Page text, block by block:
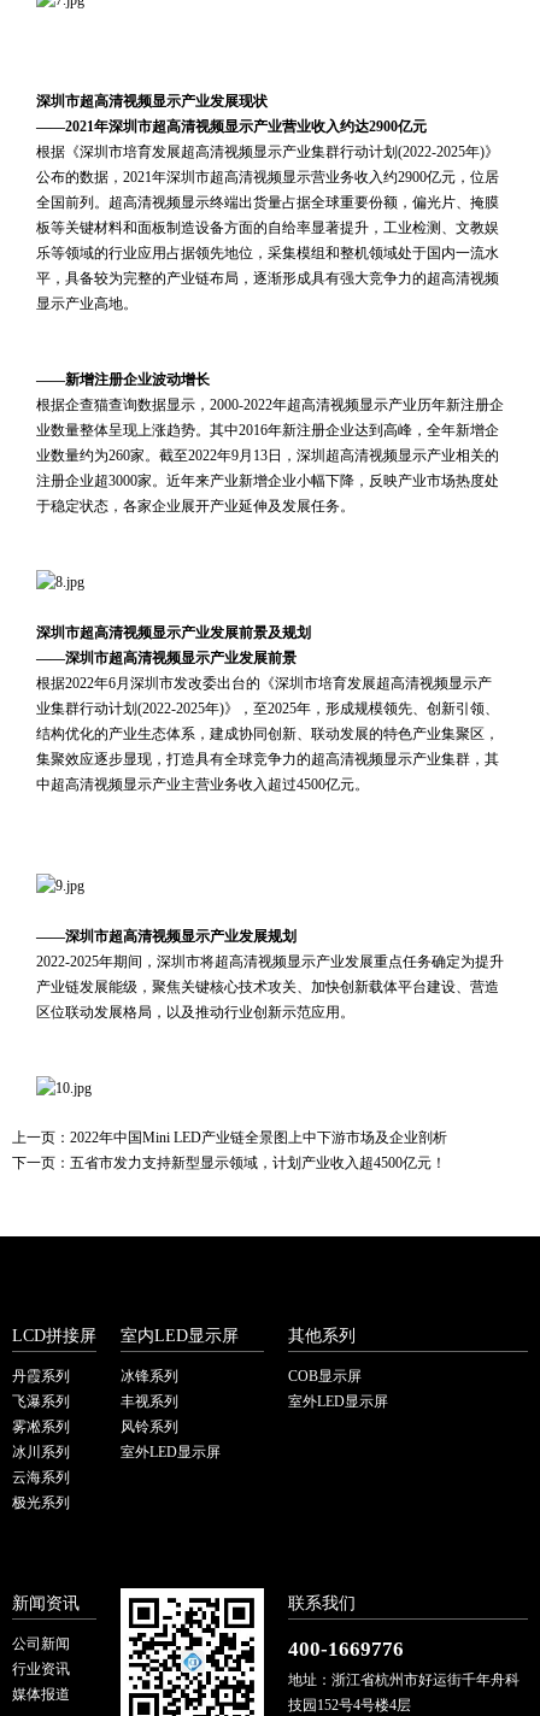
深圳市超高清视频显示产业发展现状
——2021年深圳市超高清视频显示产业营业收入约达2900亿元
根据《深圳市培育发展超高清视频显示产业集群行动计划(2022-2025年)》
公布的数据，2021年深圳市超高清视频显示营业务收入约2900亿元，位居
全国前列。超高清视频显示终端出货量占据全球重要份额，偏光片、掩膜
板等关键材料和面板制造设备方面的自给率显著提升，工业检测、文教娱
乐等领域的行业应用占据领先地位，采集模组和整机领域处于国内一流水
平，具备较为完整的产业链布局，逐渐形成具有强大竞争力的超高清视频
显示产业高地。
——新增注册企业波动增长
根据企查猫查询数据显示，2000-2022年超高清视频显示产业历年新注册企
业数量整体呈现上涨趋势。其中2016年新注册企业达到高峰，全年新增企
业数量约为260家。截至2022年9月13日，深圳超高清视频显示产业相关的
注册企业超3000家。近年来产业新增企业小幅下降，反映产业市场热度处
于稳定状态，各家企业展开产业延伸及发展任务。
深圳市超高清视频显示产业发展前景及规划
——深圳市超高清视频显示产业发展前景
根据2022年6月深圳市发改委出台的《深圳市培育发展超高清视频显示产
业集群行动计划(2022-2025年)》，至2025年，形成规模领先、创新引领、
结构优化的产业生态体系，建成协同创新、联动发展的特色产业集聚区，
集聚效应逐步显现，打造具有全球竞争力的超高清视频显示产业集群，其
中超高清视频显示产业主营业务收入超过4500亿元。
——深圳市超高清视频显示产业发展规划
2022-2025年期间，深圳市将超高清视频显示产业发展重点任务确定为提升
产业链发展能级，聚焦关键核心技术攻关、加快创新载体平台建设、营造
区位联动发展格局，以及推动行业创新示范应用。
上一页： 2022年中国Mini LED产业链全景图上中下游市场及企业剖析
下一页： 五省市发力支持新型显示领域，计划产业收入超4500亿元！
LCD拼接屏
丹霞系列
飞瀑系列
雾凇系列
冰川系列
云海系列
极光系列
室内LED显示屏
冰锋系列
丰视系列
风铃系列
室外LED显示屏
其他系列
COB显示屏
室外LED显示屏
新闻资讯
公司新闻
行业资讯
媒体报道
联系我们
400-1669776
地址：浙江省杭州市好运街千年舟科
技园152号4号楼4层